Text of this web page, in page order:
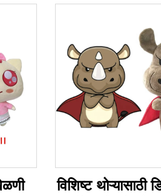
विशिष्ट थोऱ्यासाठी